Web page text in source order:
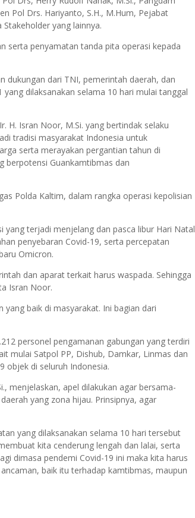
Pol Drs. Hariyanto, S.H., M.Hum, Pejabat
yang lainnya.
serta penyamatan tanda pita operasi kepada
dukungan dari TNI, pemerintah daerah, dan
dilaksanakan selama 10 hari mulai tanggal
H. Isran Noor, M.Si. yang bertindak selaku
tradisi masyarakat Indonesia untuk
serta merayakan pergantian tahun di
berpotensi Guankamtibmas dan
Polda Kaltim, dalam rangka operasi kepolisian
yang terjadi menjelang dan pasca libur Hari Natal
penyebaran Covid-19, serta percepatan
Omicron.
dan aparat terkait harus waspada. Sehingga
Isran Noor.
baik di masyarakat. Ini bagian dari
personel pengamanan gabungan yang terdiri
mulai Satpol PP, Dishub, Damkar, Linmas dan
objek di seluruh Indonesia.
menjelaskan, apel dilakukan agar bersama-
yang zona hijau. Prinsipnya, agar
yang dilaksanakan selama 10 hari tersebut
kita cenderung lengah dan lalai, serta
dimasa pendemi Covid-19 ini maka kita harus
baik itu terhadap kamtibmas, maupun